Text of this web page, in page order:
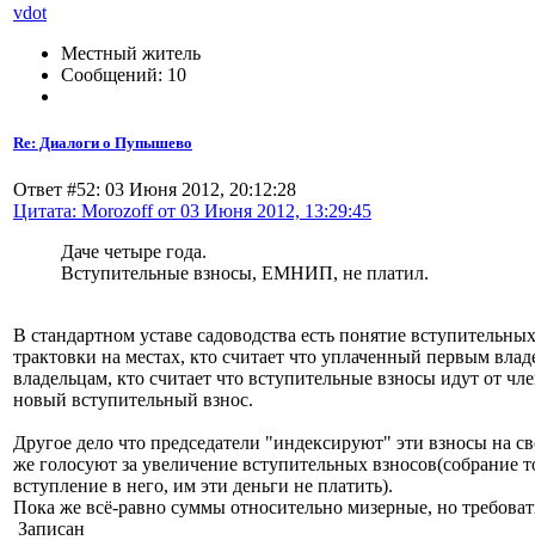
vdot
Местный житель
Сообщений: 10
Re: Диалоги о Пупышево
Ответ #52: 03 Июня 2012, 20:12:28
Цитата: Morozoff от 03 Июня 2012, 13:29:45
Даче четыре года.
Вступительные взносы, ЕМНИП, не платил.
В стандартном уставе садоводства есть понятие
трактовки на местах, кто считает что уплаченный первым
владельцам, кто считает что вступительные взносы идут от
новый вступительный взнос.
Другое дело что председатели "индексируют" эти взносы на
же голосуют за увеличение вступительных взносов(собрание
вступление в него, им эти деньги не платить).
Пока же всё-равно суммы относительно мизерные, но
Записан